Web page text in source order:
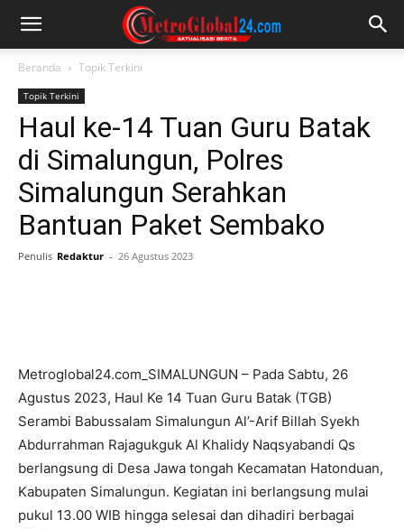
Beranda Topik Terkini
Topik Terkini
Haul ke-14 Tuan Guru Batak
di Simalungun, Polres
Simalungun Serahkan
Bantuan Paket Sembako
Penulis Redaktur - 26 Agustus 2023
Metroglobal24.com_SIMALUNGUN – Pada Sabtu, 26
Agustus 2023, Haul Ke 14 Tuan Guru Batak (TGB)
Serambi Babussalam Simalungun Al’-Arif Billah Syekh
Abdurrahman Rajagukguk Al Khalidy Naqsyabandi Qs
berlangsung di Desa Jawa tongah Kecamatan Hatonduan,
Kabupaten Simalungun. Kegiatan ini berlangsung mulai
pukul 13.00 WIB hingga selesai dan dihadiri berbagai